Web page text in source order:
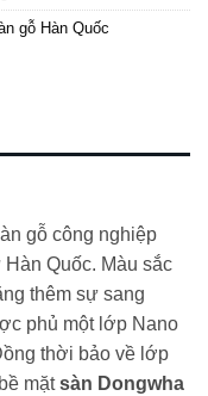
gỗ Hàn Quốc
gỗ công nghiệp
Quốc. Màu sắc
thêm sự sang
phủ một lớp Nano
thời bảo về lớp
mặtsàn Dongwha